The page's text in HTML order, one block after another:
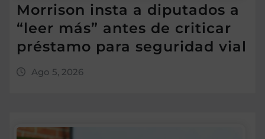
Morrison insta a diputados a
“leer más” antes de criticar
préstamo para seguridad vial
Ago 5, 2026